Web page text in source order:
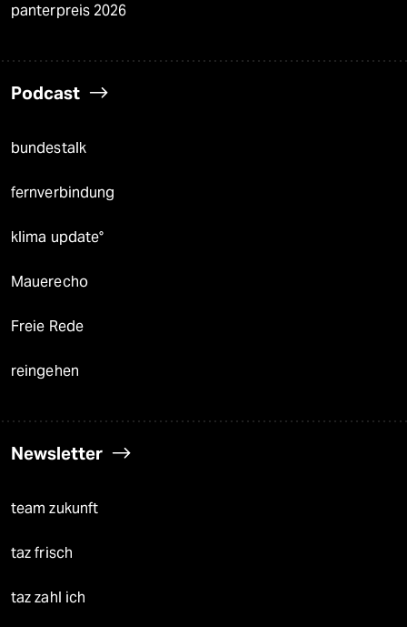
panterpreis 2026
Podcast
bundestalk
fernverbindung
klima update°
Mauerecho
Freie Rede
reingehen
Newsletter
team zukunft
taz frisch
taz zahl ich